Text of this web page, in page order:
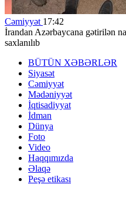
Cəmiyyət 17:42
İrandan Azərbaycana gətirilən
saxlanılıb
BÜTÜN XƏBƏRLƏR
Siyasət
Cəmiyyət
Mədəniyyət
İqtisadiyyat
İdman
Dünya
Foto
Video
Haqqımızda
Əlaqə
Peşə etikası